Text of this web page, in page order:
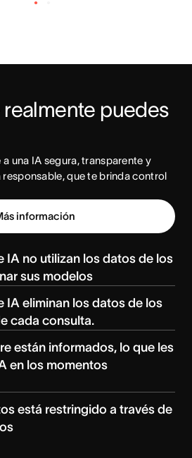
realmente puedes
una IA segura, transparente y
que te brinda control
información
IA no utilizan los datos de los
sus modelos
IA eliminan los datos de los
cada consulta.
están informados, lo que les
en los momentos
está restringido a través de